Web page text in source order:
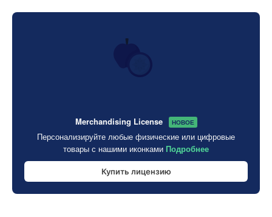
Merchandising License НОВОЕ
Персонализируйте любые физические или цифровые
товары с нашими иконками Подробнее
Купить лицензию